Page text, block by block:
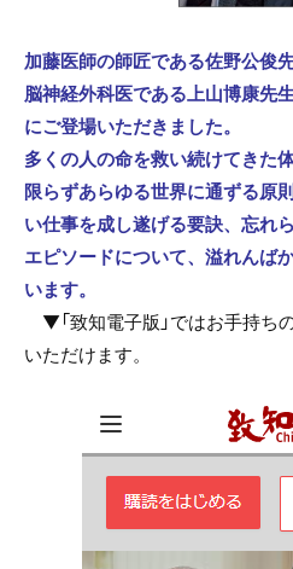
加藤医師の師匠である佐野公俊
脳神経外科医である上山博康先
にご登場いただきました。
多くの人の命を救い続けてきた
限らずあらゆる世界に通ずる原
い仕事を成し遂げる要訣、忘れ
エピソードについて、溢れんば
います。
▼「致知電子版」ではお手持ち
いただけます。